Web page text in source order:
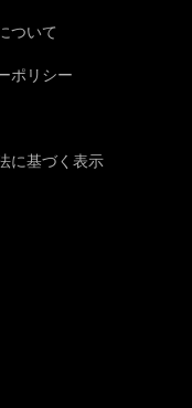
ついて
ポリシー
に基づく表示